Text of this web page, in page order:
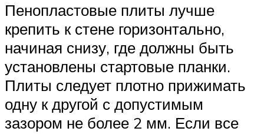
Пенопластовые плиты лучше
крепить к стене горизонтально,
начиная снизу, где должны быть
установлены стартовые планки.
Плиты следует плотно прижимать
одну к другой с допустимым
зазором не более 2 мм. Если все